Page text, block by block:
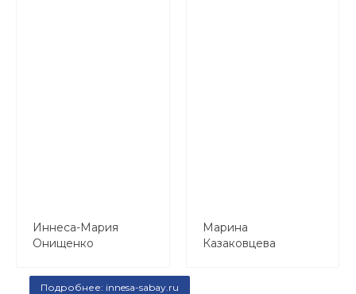
Иннеса-Мария
Онищенко
Марина
Казаковцева
Подробнее: innesa-sabay.ru